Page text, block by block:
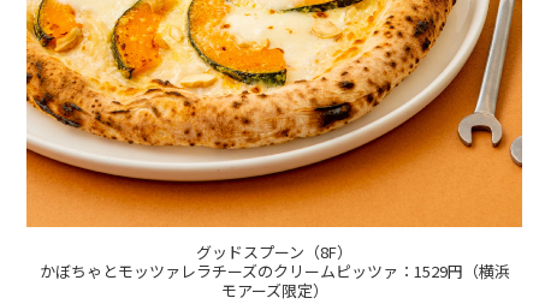
グッドスプーン（8F）
かぼちゃとモッツァレラチーズのクリームピッツァ：1529円（横浜
モアーズ限定）